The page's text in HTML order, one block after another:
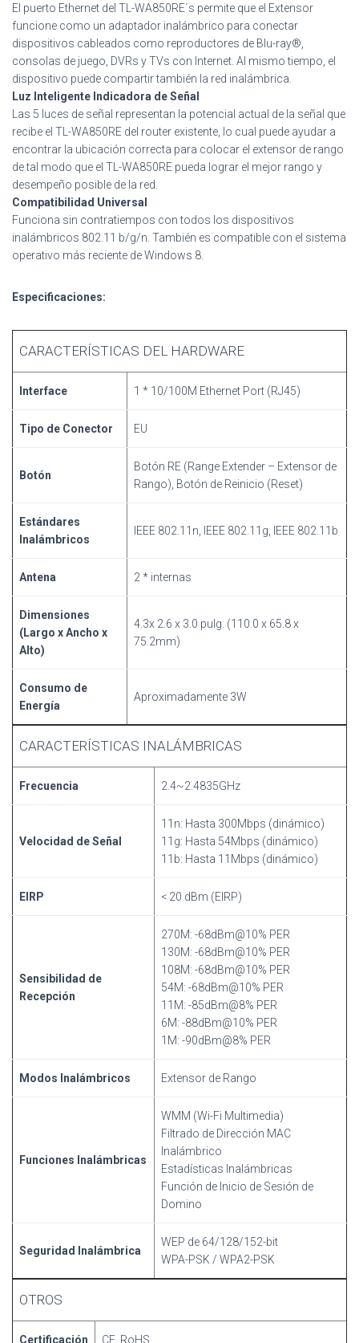
El puerto Ethernet del TL-WA850RE´s permite que el Extensor
funcione como un adaptador inalámbrico para conectar
dispositivos cableados como reproductores de Blu-ray®,
consolas de juego, DVRs y TVs con Internet. Al mismo tiempo, el
dispositivo puede compartir también la red inalámbrica.
Luz Inteligente Indicadora de Señal
Las 5 luces de señal representan la potencial actual de la señal que
recibe el TL-WA850RE del router existente, lo cual puede ayudar a
encontrar la ubicación correcta para colocar el extensor de rango
de tal modo que el TL-WA850RE pueda lograr el mejor rango y
desempeño posible de la red.
Compatibilidad Universal
Funciona sin contratiempos con todos los dispositivos
inalámbricos 802.11 b/g/n. También es compatible con el sistema
operativo más reciente de Windows 8.
Especificaciones:
CARACTERÍSTICAS DEL HARDWARE
Interface 1 * 10/100M Ethernet Port (RJ45)
Tipo de Conector EU
Botón
Botón RE (Range Extender – Extensor de
Rango), Botón de Reinicio (Reset)
Estándares
Inalámbricos
IEEE 802.11n, IEEE 802.11g, IEEE 802.11b
Antena 2 * internas
Dimensiones
(Largo x Ancho x
Alto)
4.3x 2.6 x 3.0 pulg. (110.0 x 65.8 x
75.2mm)
Consumo de
Energía
Aproximadamente 3W
CARACTERÍSTICAS INALÁMBRICAS
Frecuencia 2.4~2.4835GHz
Velocidad de Señal
11n: Hasta 300Mbps (dinámico)
11g: Hasta 54Mbps (dinámico)
11b: Hasta 11Mbps (dinámico)
EIRP < 20 dBm (EIRP)
Sensibilidad de
Recepción
270M: -68dBm@10% PER
130M: -68dBm@10% PER
108M: -68dBm@10% PER
54M: -68dBm@10% PER
11M: -85dBm@8% PER
6M: -88dBm@10% PER
1M: -90dBm@8% PER
Modos Inalámbricos Extensor de Rango
Funciones Inalámbricas
WMM (Wi-Fi Multimedia)
Filtrado de Dirección MAC
Inalámbrico
Estadísticas Inalámbricas
Función de Inicio de Sesión de
Domino
Seguridad Inalámbrica
WEP de 64/128/152-bit
WPA-PSK / WPA2-PSK
OTROS
Certificación CE, RoHS